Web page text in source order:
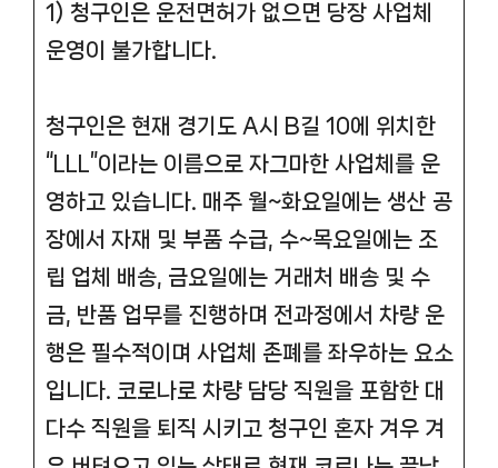
1) 청구인은 운전면허가 없으면 당장 사업체
운영이 불가합니다.
청구인은 현재 경기도 A시 B길 10에 위치한
“LLL”이라는 이름으로 자그마한 사업체를 운
영하고 있습니다. 매주 월~화요일에는 생산 공
장에서 자재 및 부품 수급, 수~목요일에는 조
립 업체 배송, 금요일에는 거래처 배송 및 수
금, 반품 업무를 진행하며 전과정에서 차량 운
행은 필수적이며 사업체 존폐를 좌우하는 요소
입니다. 코로나로 차량 담당 직원을 포함한 대
다수 직원을 퇴직 시키고 청구인 혼자 겨우 겨